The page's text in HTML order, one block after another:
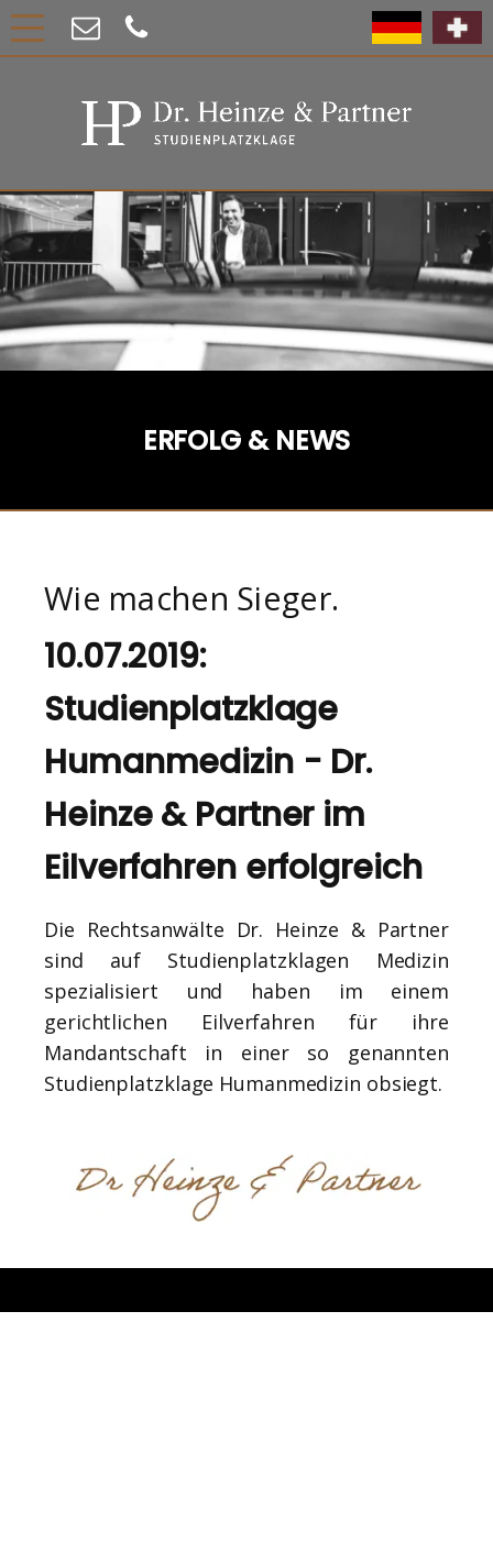
ERFOLG & NEWS
Wie machen Sieger.
10.07.2019:
Studienplatzklage
Humanmedizin - Dr.
Heinze & Partner im
Eilverfahren erfolgreich
Die Rechtsanwälte Dr. Heinze & Partner
sind auf Studienplatzklagen Medizin
spezialisiert und haben im einem
gerichtlichen Eilverfahren für ihre
Mandantschaft in einer so genannten
Studienplatzklage Humanmedizin obsiegt.